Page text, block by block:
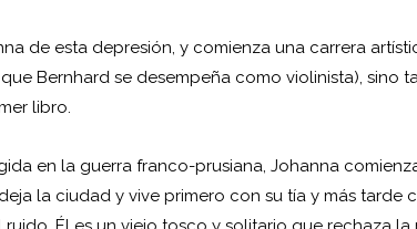
de esta depresión, y comienza una carrera
Bernhard se desempeña como violinista), sino
libro.
en la guerra franco-prusiana, Johanna
la ciudad y vive primero con su tía y más tarde